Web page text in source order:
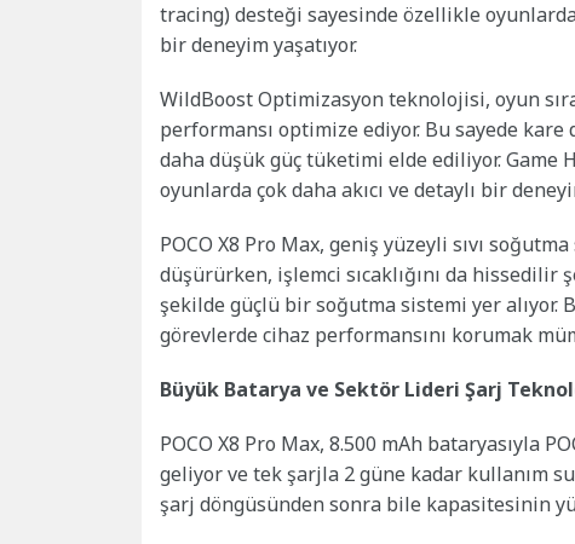
tracing) desteği sayesinde özellikle
bir deneyim yaşatıyor.
WildBoost Optimizasyon teknolojisi, oyun
performansı optimize ediyor. Bu sayede
daha düşük güç tüketimi elde ediliyor.
oyunlarda çok daha akıcı ve detaylı bir
POCO X8 Pro Max, geniş yüzeyli sıvı
düşürürken, işlemci sıcaklığını da hissedilir
şekilde güçlü bir soğutma sistemi yer alıyor.
görevlerde cihaz performansını korumak
Büyük Batarya ve Sektör Lideri Şarj
POCO X8 Pro Max, 8.500 mAh bataryasıyla
geliyor ve tek şarjla 2 güne kadar kullanım
şarj döngüsünden sonra bile kapasitesinin